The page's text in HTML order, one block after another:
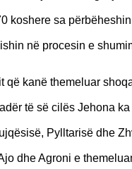
koshere sa
në procesin e
që kanë themeluar
të së cilës Jehona
Pylltarisë dhe
dhe Agroni e